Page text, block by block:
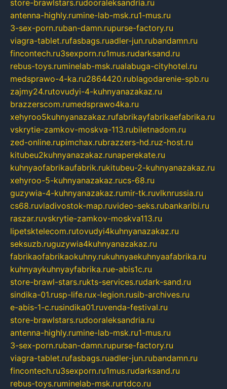
store-brawlstars.rudooraleksandria.ru
antenna-highly.rumine-lab-msk.ru1-mus.ru
3-sex-porn.ruban-damn.rupurse-factory.ru
viagra-tablet.rufasbags.ruadler-jun.rubandamn.ru
fincontech.ru3sexporn.ru1mus.rudarksand.ru
rebus-toys.ruminelab-msk.rualabuga-cityhotel.ru
medsprawo-4-ka.ru2864420.rublagodarenie-spb.ru
zajmy24.rutovudyi-4-kuhnyanazakaz.ru
brazzerscom.rumedsprawo4ka.ru
xehyroo5kuhnyanazakaz.rufabrikayfabrikaefabrika.ru
vskrytie-zamkov-moskva-113.rubiletnadom.ru
zed-online.rupimchax.rubrazzers-hd.ruz-host.ru
kitubeu2kuhnyanazakaz.runaperekate.ru
kuhnyaofabrikaufabrik.rukitubeu-2-kuhnyanazakaz.ru
xehyroo-5-kuhnyanazakaz.rucs-68.ru
guzywia-4-kuhnyanazakaz.rumir-tk.ruvlknrussia.ru
cs68.ruvladivostok-map.ruvideo-seks.rubankaribi.ru
raszar.ruvskrytie-zamkov-moskva113.ru
lipetsktelecom.rutovudyi4kuhnyanazakaz.ru
seksuzb.ruguzywia4kuhnyanazakaz.ru
fabrikaofabrikaokuhny.rukuhnyaekuhnyaafabrika.ru
kuhnyaykuhnyayfabrika.rue-abis1c.ru
store-brawl-stars.rukts-services.rudark-sand.ru
sindika-01.rusp-life.rux-legion.rusib-archives.ru
e-abis-1-c.rusindika01.ruvenda-festival.ru
store-brawlstars.rudooraleksandria.ru
antenna-highly.rumine-lab-msk.ru1-mus.ru
3-sex-porn.ruban-damn.rupurse-factory.ru
viagra-tablet.rufasbags.ruadler-jun.rubandamn.ru
fincontech.ru3sexporn.ru1mus.rudarksand.ru
rebus-toys.ruminelab-msk.rurtdco.ru